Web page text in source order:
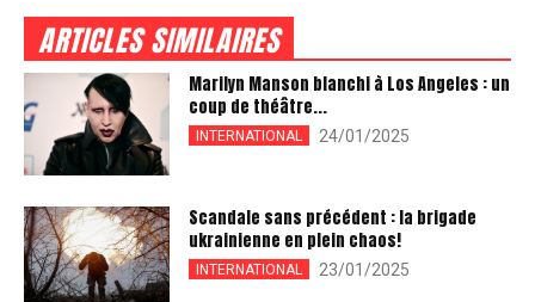
ARTICLES SIMILAIRES
Marilyn Manson blanchi à Los Angeles : un
coup de théâtre...
INTERNATIONAL 24/01/2025
Scandale sans précédent : la brigade
ukrainienne en plein chaos!
INTERNATIONAL 23/01/2025